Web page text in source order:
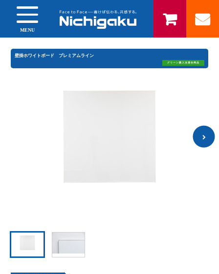
MENU
壁掛ホワイトボード プレミアムライン
グリーン購入法適合商品